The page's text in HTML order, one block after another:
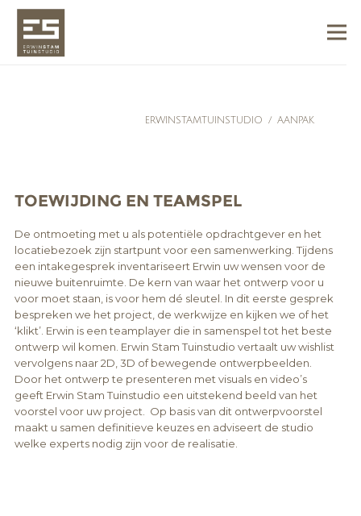
ERWINSTAMTUINSTUDIO / AANPAK
TOEWIJDING EN TEAMSPEL
De ontmoeting met u als potentiële opdrachtgever en het
locatiebezoek zijn startpunt voor een samenwerking. Tijdens
een intakegesprek inventariseert Erwin uw wensen voor de
nieuwe buitenruimte. De kern van waar het ontwerp voor u
voor moet staan, is voor hem dé sleutel. In dit eerste gesprek
bespreken we het project, de werkwijze en kijken we of het
‘klikt’. Erwin is een teamplayer die in samenspel tot het beste
ontwerp wil komen. Erwin Stam Tuinstudio vertaalt uw wishlist
vervolgens naar 2D, 3D of bewegende ontwerpbeelden.
Door het ontwerp te presenteren met visuals en video’s
geeft Erwin Stam Tuinstudio een uitstekend beeld van het
voorstel voor uw project. Op basis van dit ontwerpvoorstel
maakt u samen definitieve keuzes en adviseert de studio
welke experts nodig zijn voor de realisatie.